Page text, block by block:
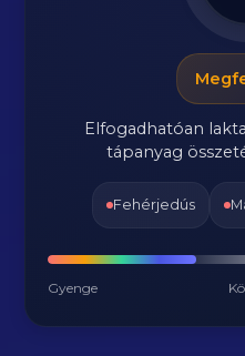
Elfogadhatóan
tápanyag
Fehérjedús
Gyenge